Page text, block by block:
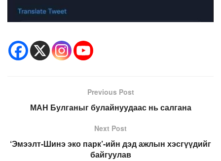
Previous Post
МАН Булганыг булайнуудаас нь салгана
Next Post
‘Эмээлт-Шинэ эко парк’-ийн дэд ажлын хэсгүүдийг
байгуулав